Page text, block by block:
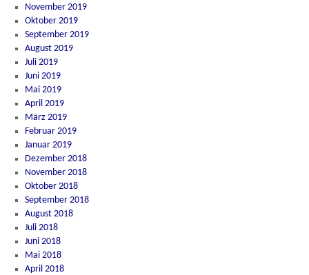
November 2019
Oktober 2019
September 2019
August 2019
Juli 2019
Juni 2019
Mai 2019
April 2019
März 2019
Februar 2019
Januar 2019
Dezember 2018
November 2018
Oktober 2018
September 2018
August 2018
Juli 2018
Juni 2018
Mai 2018
April 2018